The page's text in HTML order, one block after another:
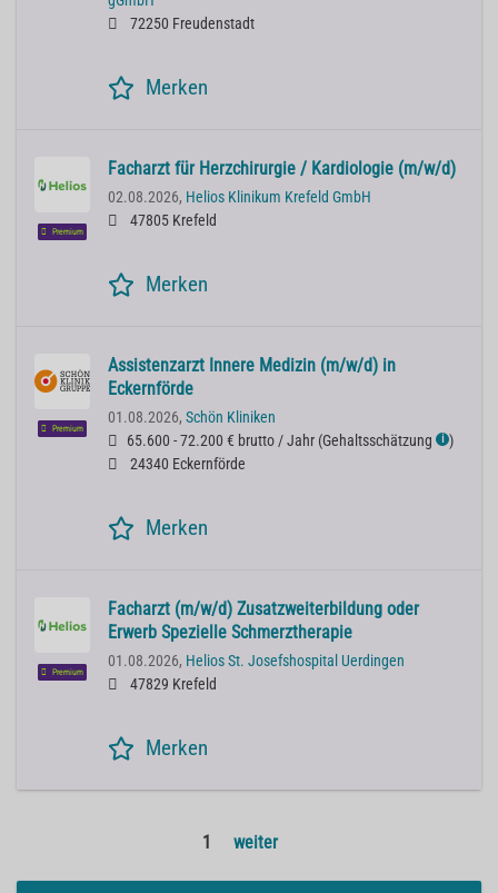
72250 Freudenstadt
Merken
Premium
Facharzt für Herzchirurgie / Kardiologie (m/w/d)
02.08.2026, Helios Klinikum Krefeld GmbH
47805 Krefeld
Merken
Premium
Assistenzarzt Innere Medizin (m/w/d) in
Eckernförde
01.08.2026, Schön Kliniken
65.600 - 72.200 € brutto / Jahr (Gehaltsschätzung ℹ )
24340 Eckernförde
Merken
Premium
Facharzt (m/w/d) Zusatzweiterbildung oder
Erwerb Spezielle Schmerztherapie
01.08.2026, Helios St. Josefshospital Uerdingen
47829 Krefeld
Merken
1 weiter